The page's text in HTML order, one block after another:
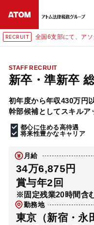
6支部にて、アソシエイト弁護
STAFF RECRUIT
新卒・準新卒
初年度から年収430万円
幹部候補としてスキルア
都心に住める高待遇
将来性豊かなキャリア
月給
34万6,875円
賞与年2回
※固定残業20時間含
勤務地
東京（新宿・永
24時
無料相談窓口
電話・LINE
ホーム
解決実績
アクセス